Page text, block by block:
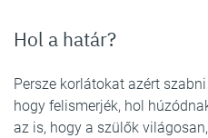
Hol a határ?
Persze korlátokat azért
hogy felismerjék, hol
az is, hogy a szülők